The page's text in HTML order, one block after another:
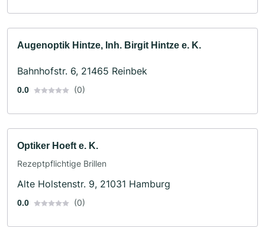
Augenoptik Hintze, Inh. Birgit Hintze e. K.
Bahnhofstr. 6, 21465 Reinbek
0.0 (0)
Optiker Hoeft e. K.
Rezeptpflichtige Brillen
Alte Holstenstr. 9, 21031 Hamburg
0.0 (0)